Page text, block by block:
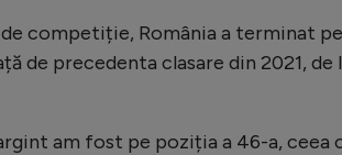
competiție, România a terminat pe
de precedenta clasare din 2021, de
am fost pe poziția a 46-a, ceea